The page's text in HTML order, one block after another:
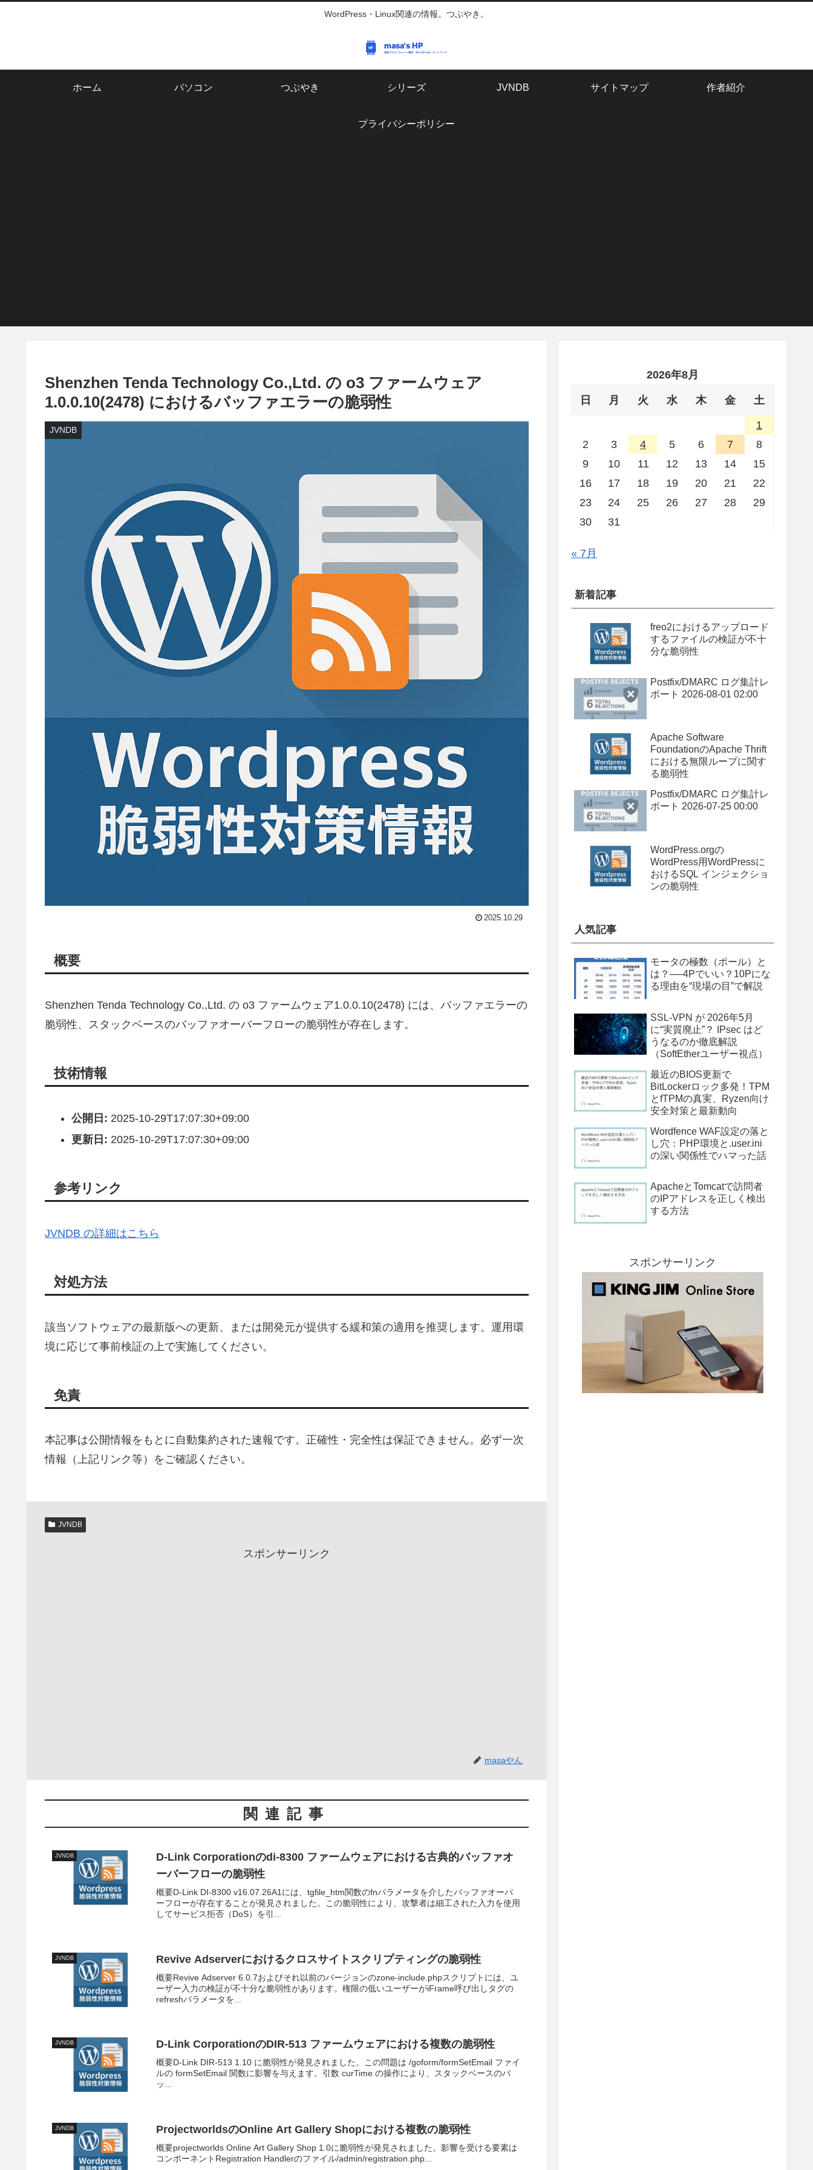
WordPress・Linux関連の情報。つぶやき。
ホーム パソコン つぶやき シリーズ JVNDB サイトマップ 作者紹介
プライバシーポリシー
Shenzhen Tenda Technology Co.,Ltd. の o3 ファームウェア
1.0.0.10(2478) におけるバッファエラーの脆弱性
JVNDB
2025.10.29
概要
Shenzhen Tenda Technology Co.,Ltd. の o3 ファームウェア1.0.0.10(2478) には、バッファエラーの
脆弱性、スタックベースのバッファオーバーフローの脆弱性が存在します。
技術情報
公開日: 2025-10-29T17:07:30+09:00
更新日: 2025-10-29T17:07:30+09:00
参考リンク
JVNDB の詳細はこちら
対処方法
該当ソフトウェアの最新版への更新、または開発元が提供する緩和策の適用を推奨します。運用環
境に応じて事前検証の上で実施してください。
免責
本記事は公開情報をもとに自動集約された速報です。正確性・完全性は保証できません。必ず一次
情報（上記リンク等）をご確認ください。
JVNDB
スポンサーリンク
masaやん
関連記事
JVNDB
D-Link Corporationのdi-8300 ファームウェアにおける古典的バッファオ
ーバーフローの脆弱性
概要D-Link DI-8300 v16.07.26A1には、tgfile_htm関数のfnパラメータを介したバッファオーバ
ーフローが存在することが発見されました。この脆弱性により、攻撃者は細工された入力を使用
してサービス拒否（DoS）を引...
JVNDB Revive Adserverにおけるクロスサイトスクリプティングの脆弱性
概要Revive Adserver 6.0.7およびそれ以前のバージョンのzone-include.phpスクリプトには、ユ
ーザー入力の検証が不十分な脆弱性があります。権限の低いユーザーがiFrame呼び出しタグの
refreshパラメータを...
JVNDB D-Link CorporationのDIR-513 ファームウェアにおける複数の脆弱性
概要D-Link DIR-513 1.10 に脆弱性が発見されました。この問題は /goform/formSetEmail ファイ
ルの formSetEmail 関数に影響を与えます。引数 curTime の操作により、スタックベースのバ
ッ...
JVNDB ProjectworldsのOnline Art Gallery Shopにおける複数の脆弱性
概要projectworlds Online Art Gallery Shop 1.0に脆弱性が発見されました。影響を受ける要素は
コンポーネントRegistration Handlerのファイル/admin/registration.php...
2026年8月
日 月 火 水 木 金 土
1
2
3 4 5 6 7
8
9
10 11 12 13 14
15
16
17 18 19 20 21
22
23
24 25 26 27 28
29
30
31
« 7月
新着記事
freo2におけるアップロード
するファイルの検証が不十
分な脆弱性
Postfix/DMARC ログ集計レ
ポート 2026-08-01 02:00
Apache Software
FoundationのApache Thrift
における無限ループに関す
る脆弱性
Postfix/DMARC ログ集計レ
ポート 2026-07-25 00:00
WordPress.orgの
WordPress用WordPressに
おけるSQL インジェクショ
ンの脆弱性
人気記事
モータの極数（ポール）と
は？──4Pでいい？10Pにな
る理由を“現場の目”で解説
SSL-VPN が 2026年5月
に“実質廃止”？ IPsec はど
うなるのか徹底解説
（SoftEtherユーザー視点）
最近のBIOS更新で
BitLockerロック多発！TPM
とfTPMの真実、Ryzen向け
安全対策と最新動向
Wordfence WAF設定の落と
し穴：PHP環境と.user.ini
の深い関係性でハマった話
ApacheとTomcatで訪問者
のIPアドレスを正しく検出
する方法
スポンサーリンク